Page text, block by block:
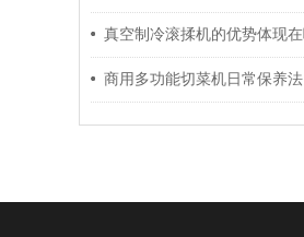
商用多功能切菜机日常保养法